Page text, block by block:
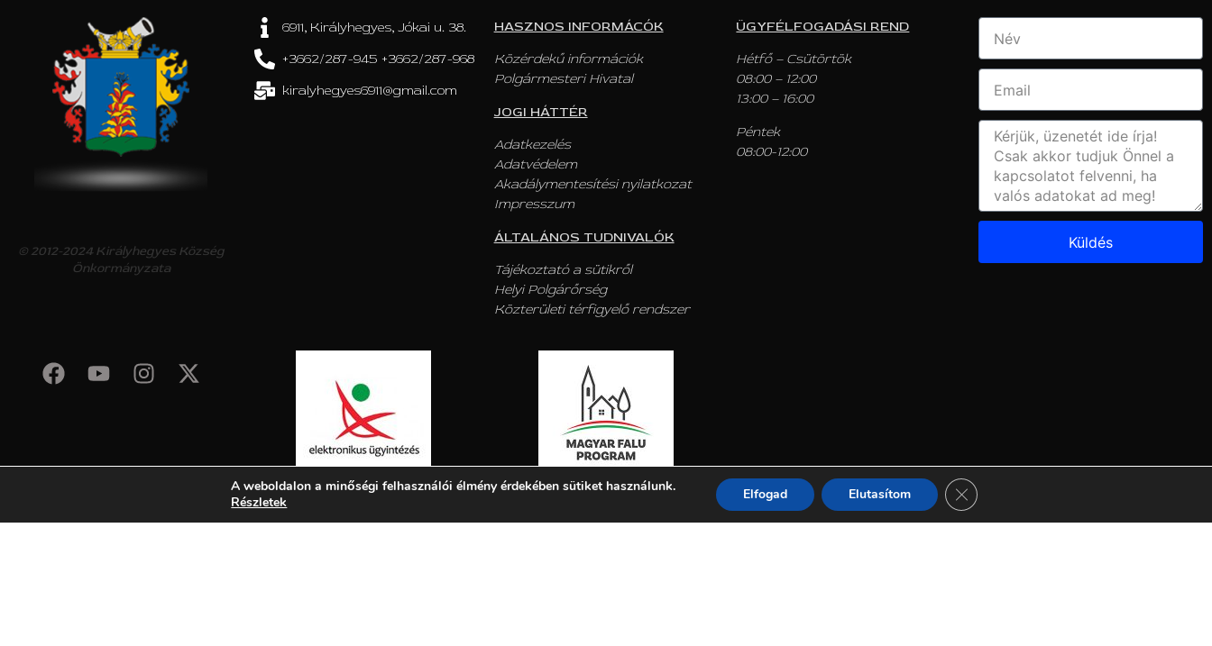
© 2012-2024 Királyhegyes Község
Önkormányzata
6911, Királyhegyes, Jókai u. 38.
+3662/287-945 +3662/287-968
kiralyhegyes6911@gmail.com
HASZNOS INFORMÁCÓK
Közérdekű információk
Polgármesteri Hivatal
JOGI HÁTTÉR
Adatkezelés
Adatvédelem
Akadálymentesítési nyilatkozat
Impresszum
ÁLTALÁNOS TUDNIVALÓK
Tájékoztató a sütikről
Helyi Polgárőrség
Közterületi térfigyelő rendszer
ÜGYFÉLFOGADÁSI REND
Hétfő – Csütörtök
08:00 – 12:00
13:00 – 16:00
Péntek
08:00-12:00
Küldés
A weboldalon a minőségi felhasználói élmény érdekében sütiket használunk.
Részletek
Elfogad Elutasítom Close GDPR Cookie Banner